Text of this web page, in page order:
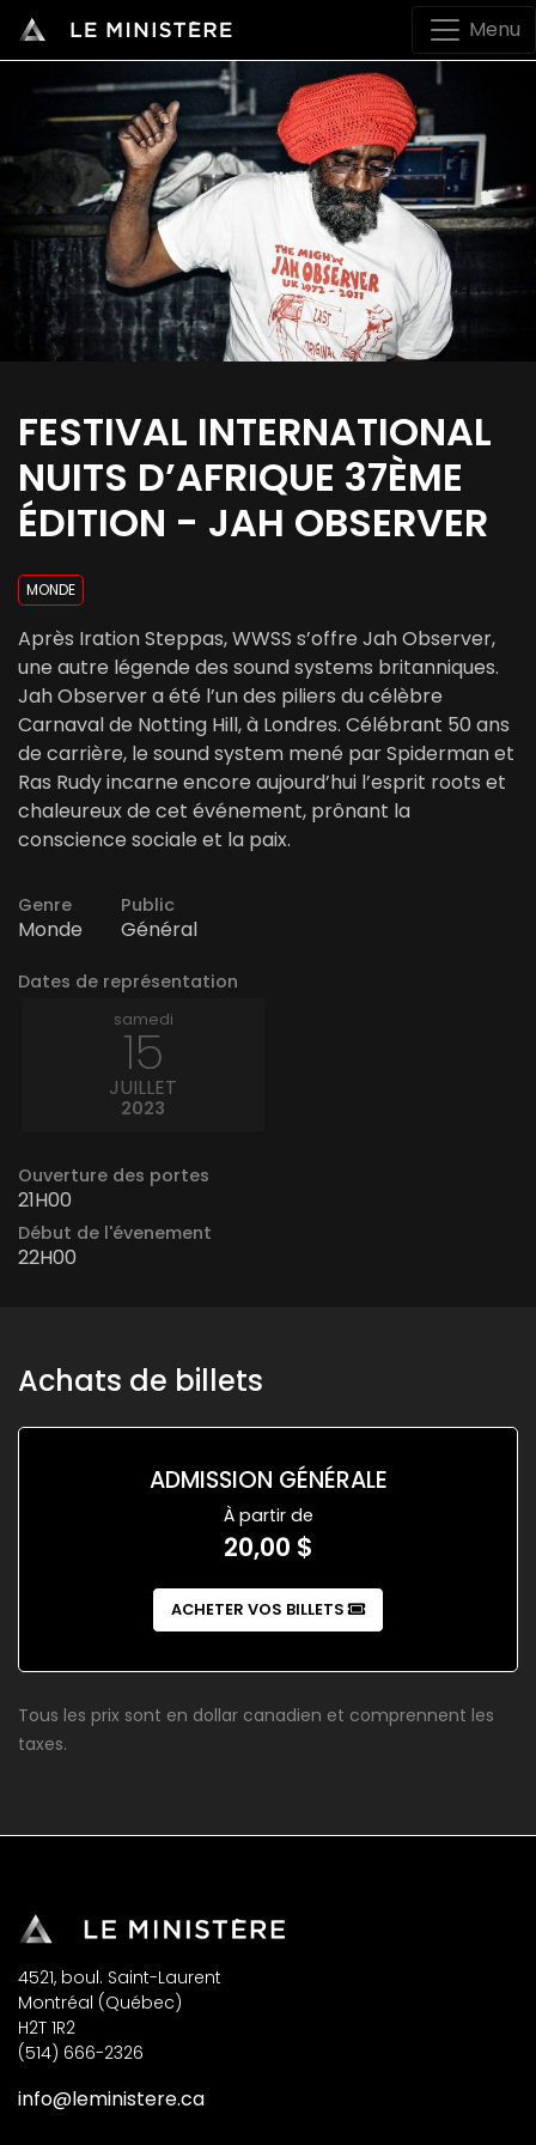
Menu
FESTIVAL INTERNATIONAL
NUITS D’AFRIQUE 37ÈME
ÉDITION - JAH OBSERVER
MONDE
Après Iration Steppas, WWSS s’offre Jah Observer,
une autre légende des sound systems britanniques.
Jah Observer a été l’un des piliers du célèbre
Carnaval de Notting Hill, à Londres. Célébrant 50 ans
de carrière, le sound system mené par Spiderman et
Ras Rudy incarne encore aujourd’hui l’esprit roots et
chaleureux de cet événement, prônant la
conscience sociale et la paix.
Genre
Monde
Public
Général
Dates de représentation
samedi
15
JUILLET
2023
Ouverture des portes
21H00
Début de l'évenement
22H00
Achats de billets
ADMISSION GÉNÉRALE
À partir de
20,00 $
ACHETER VOS BILLETS
Tous les prix sont en dollar canadien et comprennent les
taxes.
4521, boul. Saint-Laurent
Montréal (Québec)
H2T 1R2
(514) 666-2326
info@leministere.ca